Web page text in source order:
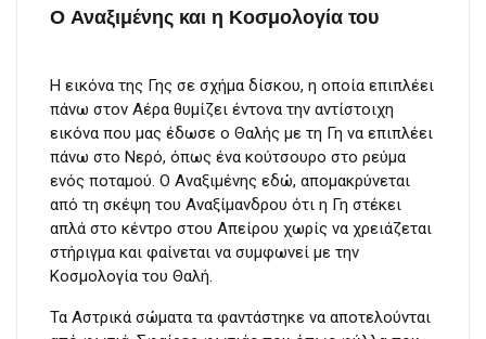
Ο Αναξιμένης και η Κοσμολογία του
Η εικόνα της Γης σε σχήμα δίσκου, η οποία επιπλέει
πάνω στον Αέρα θυμίζει έντονα την αντίστοιχη
εικόνα που μας έδωσε ο Θαλής με τη Γη να επιπλέει
πάνω στο Νερό, όπως ένα κούτσουρο στο ρεύμα
ενός ποταμού. Ο Αναξιμένης εδώ, απομακρύνεται
από τη σκέψη του Αναξίμανδρου ότι η Γη στέκει
απλά στο κέντρο στου Απείρου χωρίς να χρειάζεται
στήριγμα και φαίνεται να συμφωνεί με την
Κοσμολογία του Θαλή.
Τα Αστρικά σώματα τα φαντάστηκε να αποτελούνται